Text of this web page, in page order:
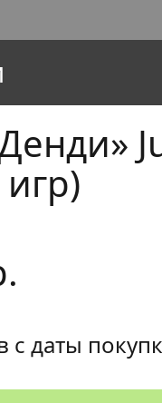
с даты